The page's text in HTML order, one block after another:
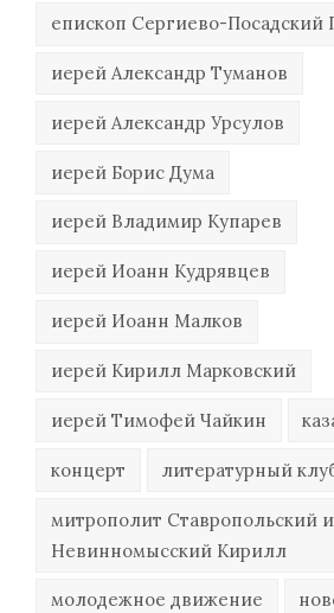
епископ Сергиево-Посадский
иерей Александр Туманов
иерей Александр Урсулов
иерей Борис Дума
иерей Владимир Купарев
иерей Иоанн Кудрявцев
иерей Иоанн Малков
иерей Кирилл Марковский
иерей Тимофей Чайкин
концерт литературный
митрополит Ставропольский и
Невинномысский Кирилл
молодежное движение